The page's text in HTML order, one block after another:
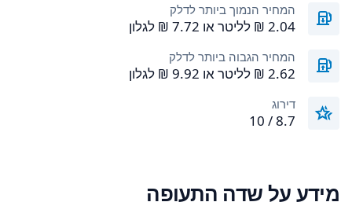
המחיר הנמוך ביותר לדלק
המחיר הגבוה ביותר לדלק
דירוג
8.7 / 10
מידע על שדה התעופה